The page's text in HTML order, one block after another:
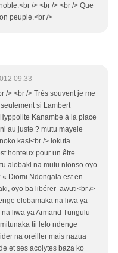
/> <br /> <br /> Que
peuple.<br />
09:33
/> <br /> Très souvent je me
si Lambert
Kanambe à la place
au juste ? mutu mayele
kasi<br /> lokuta
honteux pour un être
alobaki na mutu nionso oyo
« Diomi Ndongala est en
oyo ba libérer awuti<br />
elobamaka na liwa ya
liwa ya Armand Tungulu
tii lelo ndenge
na oreiller mais nazua
et ses acolytes baza ko